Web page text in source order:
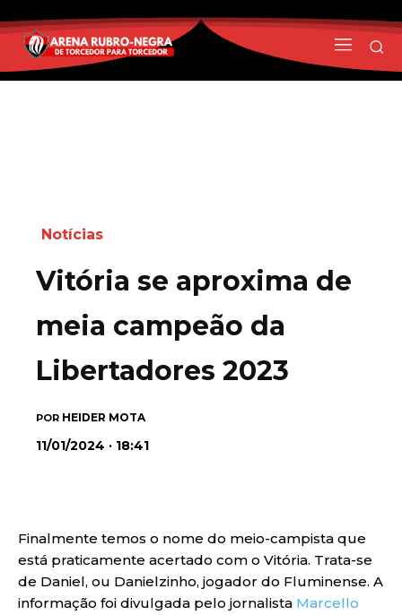
Notícias
Vitória se aproxima de
meia campeão da
Libertadores 2023
POR HEIDER MOTA
11/01/2024 · 18:41
Finalmente temos o nome do meio-campista que
está praticamente acertado com o Vitória. Trata-se
de Daniel, ou Danielzinho, jogador do Fluminense. A
informação foi divulgada pelo jornalista Marcello